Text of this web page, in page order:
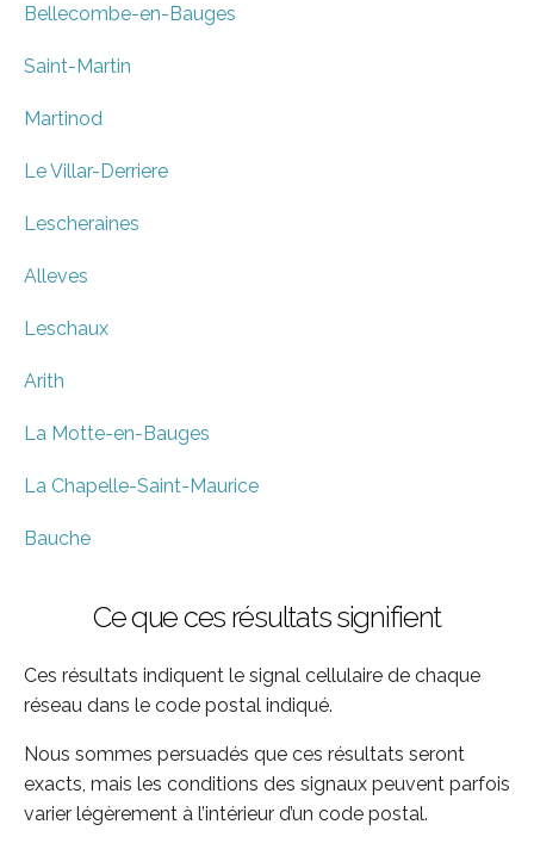
Bellecombe-en-Bauges
Saint-Martin
Martinod
Le Villar-Derriere
Lescheraines
Alleves
Leschaux
Arith
La Motte-en-Bauges
La Chapelle-Saint-Maurice
Bauche
Ce que ces résultats signifient
Ces résultats indiquent le signal cellulaire de chaque
réseau dans le code postal indiqué.
Nous sommes persuadés que ces résultats seront
exacts, mais les conditions des signaux peuvent parfois
varier légèrement à l’intérieur d’un code postal.